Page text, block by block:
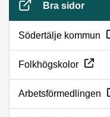
Bra sidor
Södertälje kommun
p
FolkhögskolorÖ
p
p
Arbetsförmedlingen